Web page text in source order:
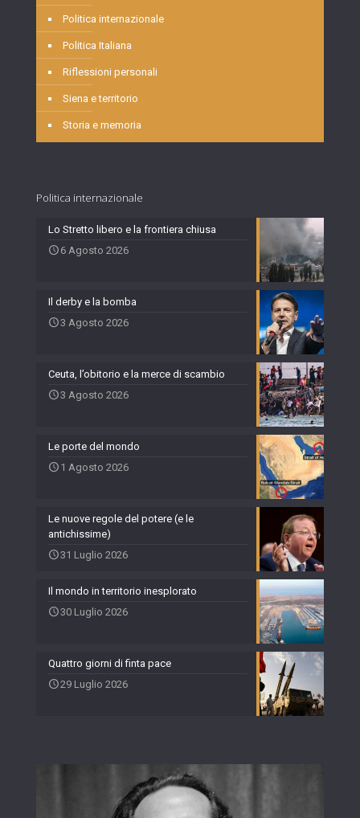
Politica internazionale
Politica Italiana
Riflessioni personali
Siena e territorio
Storia e memoria
Politica internazionale
Lo Stretto libero e la frontiera chiusa
6 Agosto 2026
Il derby e la bomba
3 Agosto 2026
Ceuta, l’obitorio e la merce di scambio
3 Agosto 2026
Le porte del mondo
1 Agosto 2026
Le nuove regole del potere (e le
antichissime)
31 Luglio 2026
Il mondo in territorio inesplorato
30 Luglio 2026
Quattro giorni di finta pace
29 Luglio 2026